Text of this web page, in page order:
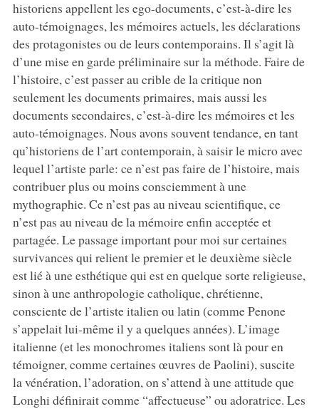
historiens appellent les ego-documents, c’est-à-dire les
auto-témoignages, les mémoires actuels, les déclarations
des protagonistes ou de leurs contemporains. Il s’agit là
d’une mise en garde préliminaire sur la méthode. Faire de
l’histoire, c’est passer au crible de la critique non
seulement les documents primaires, mais aussi les
documents secondaires, c’est-à-dire les mémoires et les
auto-témoignages. Nous avons souvent tendance, en tant
qu’historiens de l’art contemporain, à saisir le micro avec
lequel l’artiste parle: ce n’est pas faire de l’histoire, mais
contribuer plus ou moins consciemment à une
mythographie. Ce n’est pas au niveau scientifique, ce
n’est pas au niveau de la mémoire enfin acceptée et
partagée. Le passage important pour moi sur certaines
survivances qui relient le premier et le deuxième siècle
est lié à une esthétique qui est en quelque sorte religieuse,
sinon à une anthropologie catholique, chrétienne,
consciente de l’artiste italien ou latin (comme Penone
s’appelait lui-même il y a quelques années). L’image
italienne (et les monochromes italiens sont là pour en
témoigner, comme certaines œuvres de Paolini), suscite
la vénération, l’adoration, on s’attend à une attitude que
Longhi définirait comme “affectueuse” ou adoratrice. Les